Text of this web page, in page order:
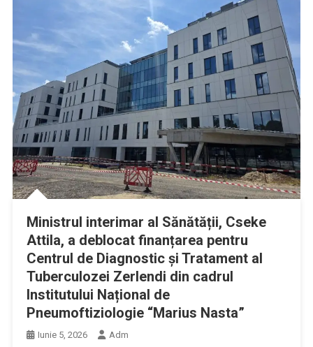
Ministrul interimar al Sănătății, Cseke
Attila, a deblocat finanțarea pentru
Centrul de Diagnostic și Tratament al
Tuberculozei Zerlendi din cadrul
Institutului Național de
Pneumoftiziologie “Marius Nasta”
Iunie 5, 2026 Adm